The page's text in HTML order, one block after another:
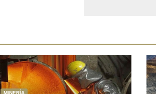
MINERÍA